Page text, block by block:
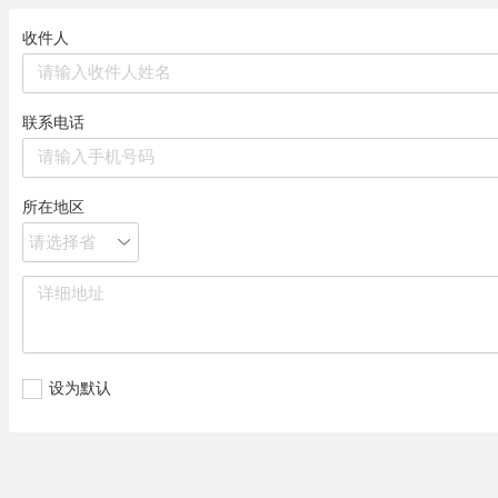
收件人
联系电话
所在地区
请选择省
设为默认